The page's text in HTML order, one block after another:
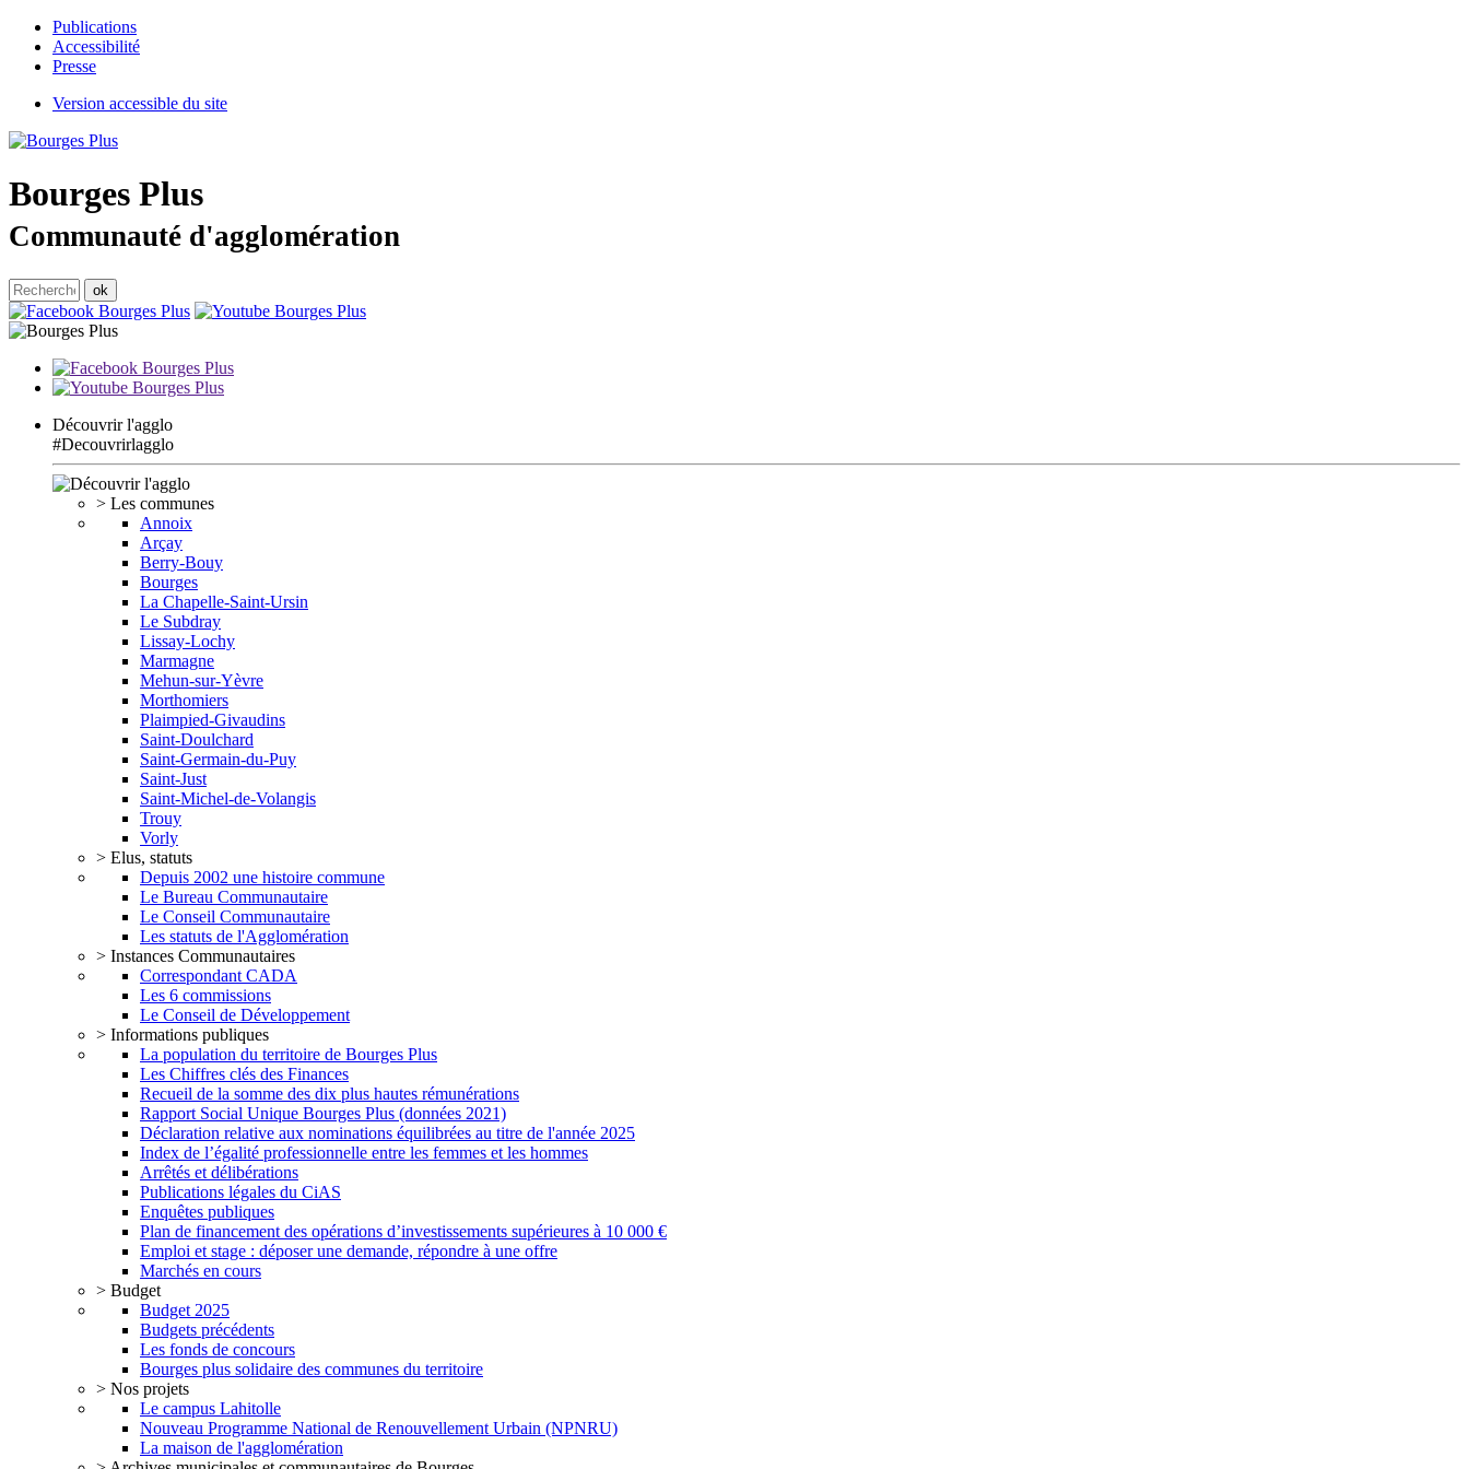
Publications
Accessibilité
Presse
Version accessible du site
Bourges Plus
Communauté d'agglomération
Découvrir l'agglo
#Decouvrirlagglo
> Les communes
Annoix
Arçay
Berry-Bouy
Bourges
La Chapelle-Saint-Ursin
Le Subdray
Lissay-Lochy
Marmagne
Mehun-sur-Yèvre
Morthomiers
Plaimpied-Givaudins
Saint-Doulchard
Saint-Germain-du-Puy
Saint-Just
Saint-Michel-de-Volangis
Trouy
Vorly
> Elus, statuts
Depuis 2002 une histoire commune
Le Bureau Communautaire
Le Conseil Communautaire
Les statuts de l'Agglomération
> Instances Communautaires
Correspondant CADA
Les 6 commissions
Le Conseil de Développement
> Informations publiques
La population du territoire de Bourges Plus
Les Chiffres clés des Finances
Recueil de la somme des dix plus hautes rémunérations
Rapport Social Unique Bourges Plus (données 2021)
Déclaration relative aux nominations équilibrées au titre de l'année 2025
Index de l’égalité professionnelle entre les femmes et les hommes
Arrêtés et délibérations
Publications légales du CiAS
Enquêtes publiques
Plan de financement des opérations d’investissements supérieures à 10 000 €
Emploi et stage : déposer une demande, répondre à une offre
Marchés en cours
> Budget
Budget 2025
Budgets précédents
Les fonds de concours
Bourges plus solidaire des communes du territoire
> Nos projets
Le campus Lahitolle
Nouveau Programme National de Renouvellement Urbain (NPNRU)
La maison de l'agglomération